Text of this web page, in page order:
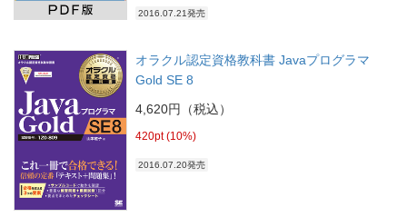
2016.07.21発売
オラクル認定資格教科書 Javaプログラマ
Gold SE 8
4,620円（税込）
420pt (10%)
2016.07.20発売